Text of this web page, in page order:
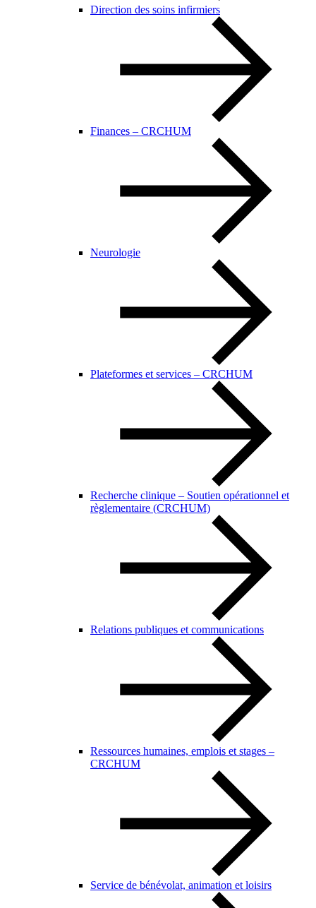
Direction des soins infirmiers
Finances – CRCHUM
Neurologie
Plateformes et services – CRCHUM
Recherche clinique – Soutien opérationnel et
règlementaire (CRCHUM)
Relations publiques et communications
Ressources humaines, emplois et stages –
CRCHUM
Service de bénévolat, animation et loisirs